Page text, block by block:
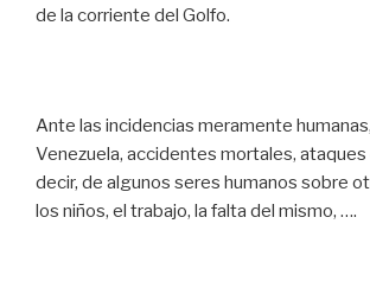
de la corriente del Golfo.
Ante las incidencias meramente
Venezuela, accidentes mortales, ataques
decir, de algunos seres humanos sobre
los niños, el trabajo, la falta del mismo, ….